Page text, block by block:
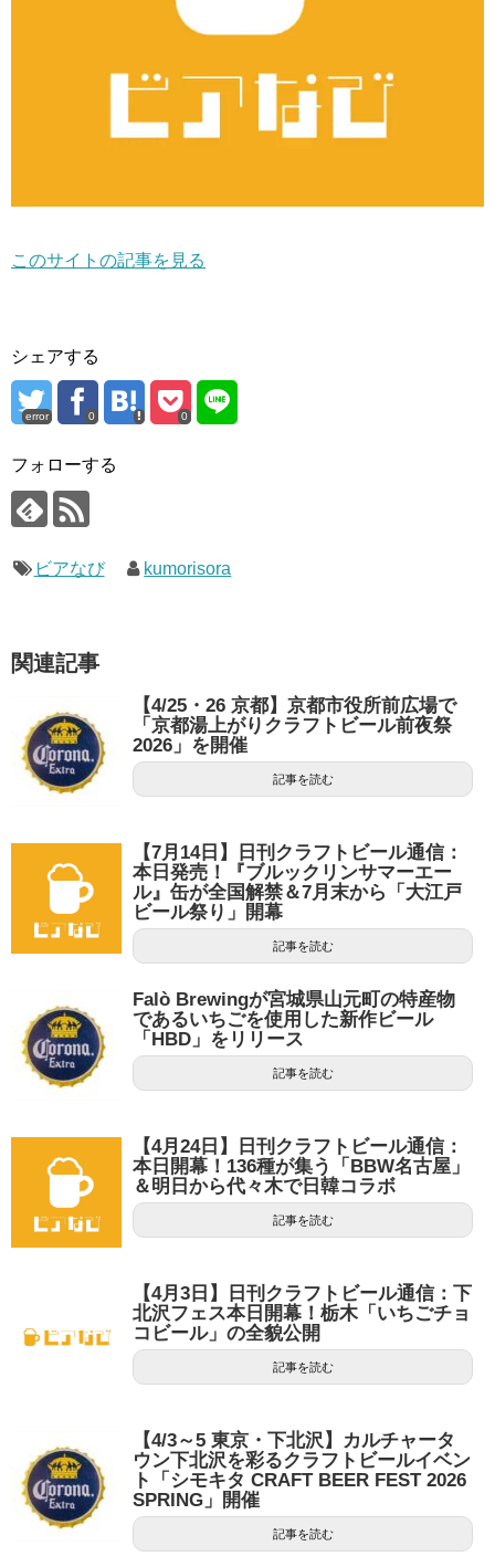
このサイトの記事を見る
シェアする
error 0 0
フォローする
ビアなび kumorisora
関連記事
【4/25・26 京都】京都市役所前広場で
「京都湯上がりクラフトビール前夜祭
2026」を開催
記事を読む
【7月14日】日刊クラフトビール通信：
本日発売！『ブルックリンサマーエー
ル』缶が全国解禁＆7月末から「大江戸
ビール祭り」開幕
記事を読む
Falò Brewingが宮城県山元町の特産物
であるいちごを使用した新作ビール
「HBD」をリリース
記事を読む
【4月24日】日刊クラフトビール通信：
本日開幕！136種が集う「BBW名古屋」
＆明日から代々木で日韓コラボ
記事を読む
【4月3日】日刊クラフトビール通信：下
北沢フェス本日開幕！栃木「いちごチョ
コビール」の全貌公開
記事を読む
【4/3～5 東京・下北沢】カルチャータ
ウン下北沢を彩るクラフトビールイベン
ト「シモキタ CRAFT BEER FEST 2026
SPRING」開催
記事を読む